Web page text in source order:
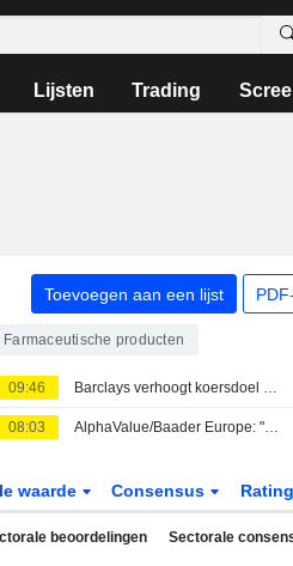
Lijsten Trading
Toevoegen aan een lijst
Farmaceutische producten
09:46 Barclays verhoogt koersdoel voor Novo Nordisk naar 310 Deense kroon
08:03 AlphaValue/Baader Europe: "Overdreven conservatieve" outlook van Novo Nordisk voor 2026 biedt ruimte voor verdere verhogingen
waarde Consensus
beoordelingen Sectorale